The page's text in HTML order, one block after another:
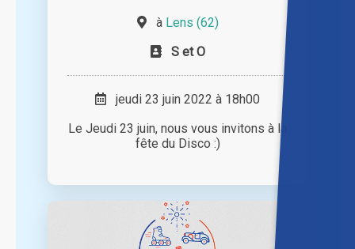
à Lens (62)
S et O
jeudi 23 juin 2022 à 18h00
Le Jeudi 23 juin, nous vous invitons à la
fête du Disco :)